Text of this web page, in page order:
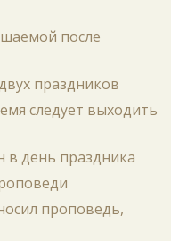
после
праздников
следует выходить
в день праздника
проповедь,